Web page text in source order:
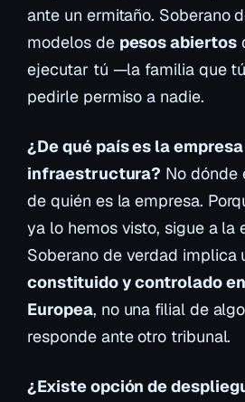
ante un ermitaño. Soberano
modelos de pesos abiertos
ejecutar tú —la familia que
pedirle permiso a nadie.
¿De qué país es la
infraestructura? No dónde
de quién es la empresa.
ya lo hemos visto, sigue a la
Soberano de verdad implica
constituido y controlado
Europea, no una filial de
responde ante otro tribunal.
¿Existe opción de